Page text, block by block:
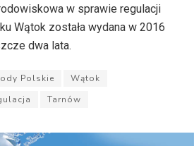
w sprawie regulacji
Wątok została wydana w 2016
dwa lata.
Polskie
Wątok
Tarnów